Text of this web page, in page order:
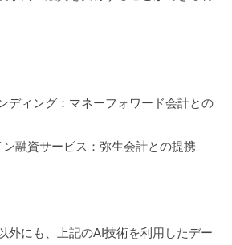
ディング：マネーフォワード会計との
融資サービス：弥生会計との提携
外にも、上記のAI技術を利用したデー